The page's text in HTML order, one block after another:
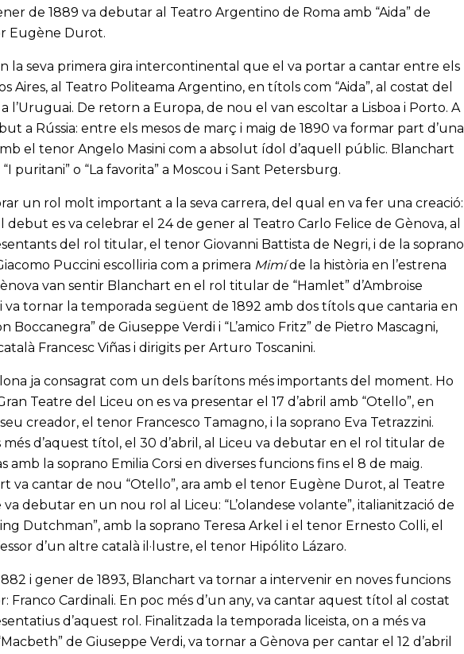
de 1889 va debutar al Teatro Argentino de Roma amb “Aida” de
Eugène Durot.
la seva primera gira intercontinental que el va portar a cantar entre els
Aires, al Teatro Politeama Argentino, en títols com “Aida”, al costat del
l’Uruguai. De retorn a Europa, de nou el van escoltar a Lisboa i Porto. A
a Rússia: entre els mesos de març i maig de 1890 va formar part d’una
el tenor Angelo Masini com a absolut ídol d’aquell públic. Blanchart
puritani” o “La favorita” a Moscou i Sant Petersburg.
un rol molt important a la seva carrera, del qual en va fer una creació:
debut es va celebrar el 24 de gener al Teatro Carlo Felice de Gènova, al
del rol titular, el tenor Giovanni Battista de Negri, i de la soprano
Puccini escolliria com a primera Mimíde la història en l’estrena
van sentir Blanchart en el rol titular de “Hamlet” d’Ambroise
va tornar la temporada següent de 1892 amb dos títols que cantaria en
Boccanegra” de Giuseppe Verdi i “L’amico Fritz” de Pietro Mascagni,
Francesc Viñas i dirigits per Arturo Toscanini.
ja consagrat com un dels barítons més importants del moment. Ho
Teatre del Liceu on es va presentar el 17 d’abril amb “Otello”, en
creador, el tenor Francesco Tamagno, i la soprano Eva Tetrazzini.
d’aquest títol, el 30 d’abril, al Liceu va debutar en el rol titular de
amb la soprano Emilia Corsi en diverses funcions fins el 8 de maig.
va cantar de nou “Otello”, ara amb el tenor Eugène Durot, al Teatre
debutar en un nou rol al Liceu: “L’olandese volante”, italianització de
Dutchman”, amb la soprano Teresa Arkel i el tenor Ernesto Colli, el
d’un altre català il·lustre, el tenor Hipólito Lázaro.
i gener de 1893, Blanchart va tornar a intervenir en noves funcions
Franco Cardinali. En poc més d’un any, va cantar aquest títol al costat
d’aquest rol. Finalitzada la temporada liceista, on a més va
de Giuseppe Verdi, va tornar a Gènova per cantar el 12 d’abril